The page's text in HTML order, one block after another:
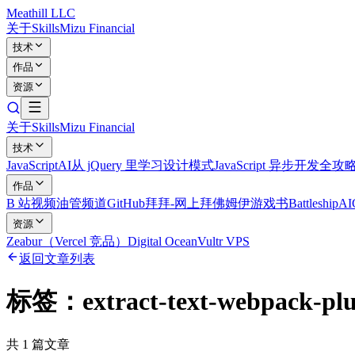
Meathill LLC
关于SkillsMizu Financial
技术
作品
资源
关于SkillsMizu Financial
技术
JavaScriptAI从 jQuery 里学习设计模式JavaScript 异步开发全攻
作品
B 站视频油管频道GitHub拜拜-网上拜佛姆伊游戏书Battleship
资源
Zeabur（Vercel 竞品） Digital OceanVultr VPS
返回文章列表
标签： extract-text-webpack-
共 1 篇文章